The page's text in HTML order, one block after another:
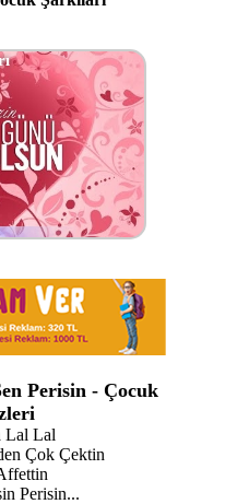
Perisin - Çocuk
Lal Lal
Çok Çektin
Perisin...